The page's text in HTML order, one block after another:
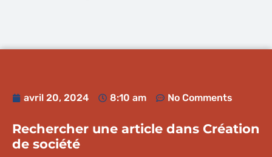
avril 20, 2024 8:10 am No Comments
Rechercher une article dans Création
de société